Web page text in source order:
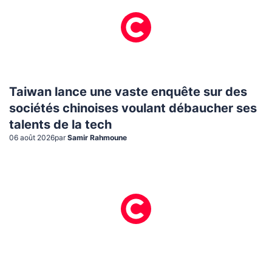
Taiwan lance une vaste enquête sur des
sociétés chinoises voulant débaucher ses
talents de la tech
06 août 2026par Samir Rahmoune